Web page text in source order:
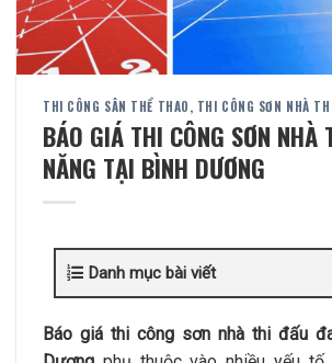
THI CÔNG SÂN THỂ THAO, THI CÔNG SƠN NHÀ
BÁO GIÁ THI CÔNG SƠN
NĂNG TẠI BÌNH DƯƠNG
Danh mục bài viết
Báo giá thi công sơn nhà thi đấu